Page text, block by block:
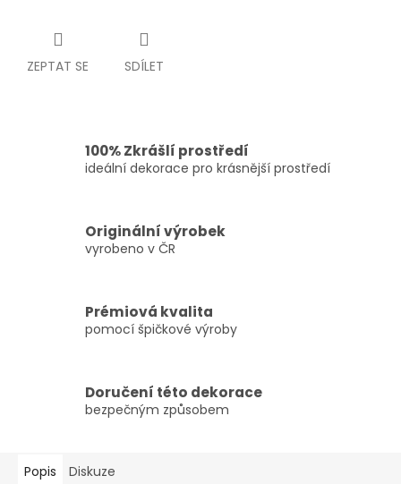
ZEPTAT SE SDÍLET
100% Zkrášlí prostředí
ideální dekorace pro krásnější prostředí
Originální výrobek
vyrobeno v ČR
Prémiová kvalita
pomocí špičkové výroby
Doručení této dekorace
bezpečným způsobem
Popis Diskuze